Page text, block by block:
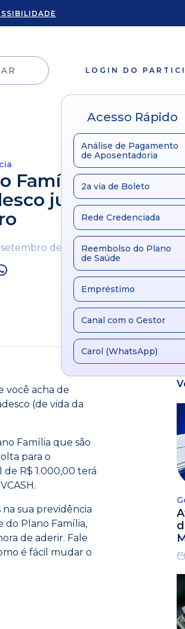
LOGIN DO
Acesso Rápido
Análise de Pagamento
de Aposentadoria
2a via de Boleto
Rede Credenciada
Reembolso do Plano
de Saúde
Empréstimo
Canal com o Gestor
Carol (WhatsApp)
Família e seguro
juntos pelo
de 2019
você acha de
(de vida da
Família que são
para o
de R$ 1.000,00 terá
sua previdência
do Plano Família,
de aderir. Fale
é fácil mudar o